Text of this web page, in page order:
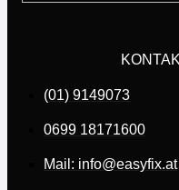
(01) 9149073
0699 18171600
Mail: info@easyfix.at